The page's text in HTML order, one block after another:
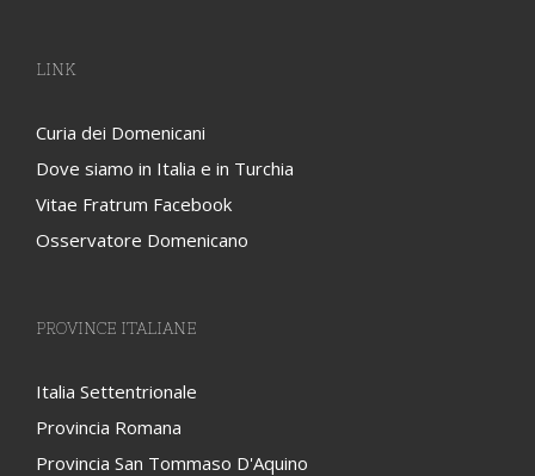
LINK
Curia dei Domenicani
Dove siamo in Italia e in Turchia
Vitae Fratrum Facebook
Osservatore Domenicano
PROVINCE ITALIANE
Italia Settentrionale
Provincia Romana
Provincia San Tommaso D'Aquino